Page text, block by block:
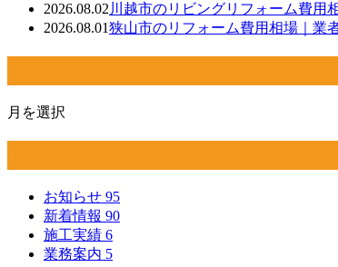
2026.08.02 川越市のリビングリフォーム費用
2026.08.01狭山市のリフォーム費用相場｜業
月を選択
お知らせ 95
新着情報 90
施工実績 6
業務案内 5